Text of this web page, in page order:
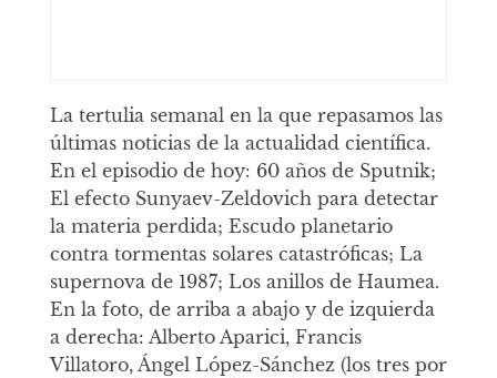
La tertulia semanal en la que repasamos las
últimas noticias de la actualidad científica.
En el episodio de hoy: 60 años de Sputnik;
El efecto Sunyaev-Zeldovich para detectar
la materia perdida; Escudo planetario
contra tormentas solares catastróficas; La
supernova de 1987; Los anillos de Haumea.
En la foto, de arriba a abajo y de izquierda
a derecha: Alberto Aparici, Francis
Villatoro, Ángel López-Sánchez (los tres por